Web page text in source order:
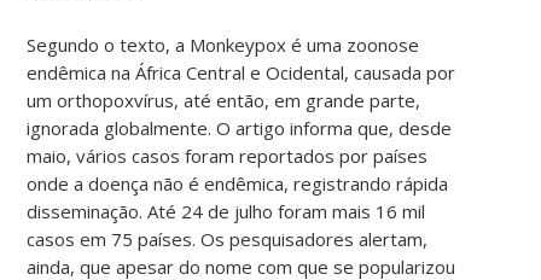
Segundo o texto, a Monkeypox é uma zoonose
endêmica na África Central e Ocidental, causada por
um orthopoxvírus, até então, em grande parte,
ignorada globalmente. O artigo informa que, desde
maio, vários casos foram reportados por países
onde a doença não é endêmica, registrando rápida
disseminação. Até 24 de julho foram mais 16 mil
casos em 75 países. Os pesquisadores alertam,
ainda, que apesar do nome com que se popularizou